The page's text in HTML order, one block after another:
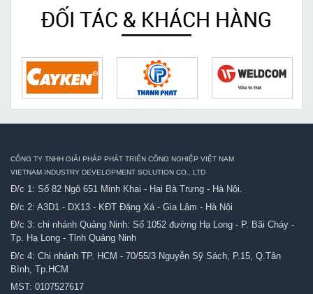
ĐỐI TÁC & KHÁCH HÀNG
CÔNG TY TNHH GIẢI PHÁP PHÁT TRIỂN CÔNG NGHIỆP VIỆT NAM
VIETNAM INDUSTRY DEVELOPMENT SOLUTION CO., LTD
Đ/c 1: Số 82 Ngõ 651 Minh Khai - Hai Bà Trưng - Hà Nội.
Đ/c 2: A3D1 - DX13 - KĐT Đặng Xá - Gia Lâm - Hà Nội
Đ/c 3: chi nhánh Quảng Ninh: Số 1052 đường Hạ Long - P. Bãi Cháy -
Tp. Hạ Long - Tỉnh Quảng Ninh
Đ/c 4: Chi nhánh TP. HCM - 70/55/3 Nguyễn Sỹ Sách, P.15, Q.Tân
Bình, Tp.HCM
MST: 0107527617